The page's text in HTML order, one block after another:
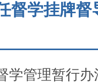
督学挂牌
学管理暂行